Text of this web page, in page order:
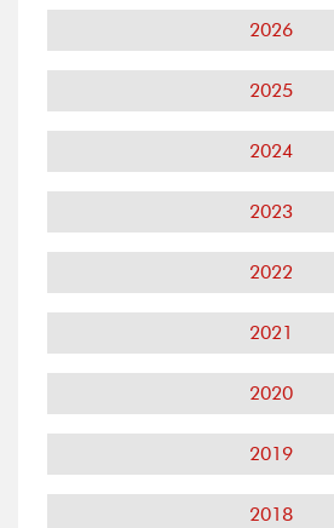
2026
2025
2024
2023
2022
2021
2020
2019
2018